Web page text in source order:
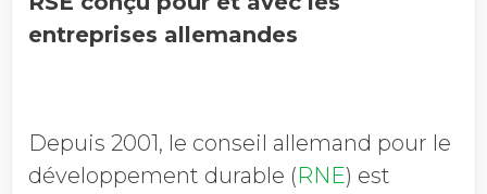
entreprises allemandes
Depuis 2001, le conseil allemand pour le
développement durable (RNE) est